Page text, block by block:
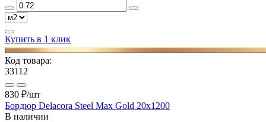
Купить в 1 клик
Код товара:
33112
830 ₽/шт
Бордюр Delacora Steel Max Gold 20x1200
В наличии